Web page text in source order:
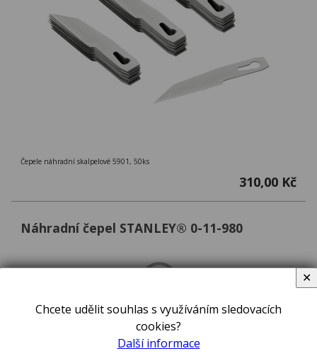
Čepele náhradní skalpelové 5901, 50ks
310,00 Kč
Náhradní čepel STANLEY® 0-11-980
Čepel na linoleum a kůži 1998
Chcete udělit souhlas s využíváním sledovacích
cookies?
Další informace
✕